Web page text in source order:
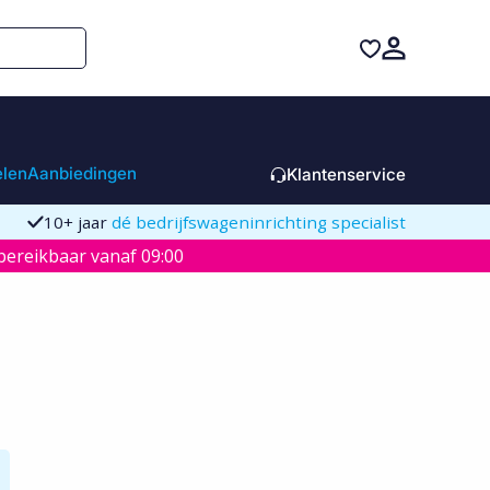
Aanbiedingen Klantenservice
10+ jaar dé bedrijfswageninrichting specialist
vanaf 09:00